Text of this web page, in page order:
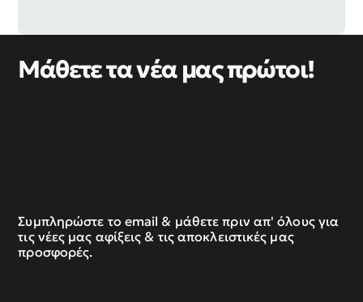
Μάθετε τα νέα μας πρώτοι!
Συμπληρώστε το email & μάθετε πριν απ' όλους για
τις νέες μας αφίξεις & τις αποκλειστικές μας
προσφορές.